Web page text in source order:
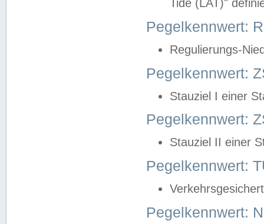
Tide (LAT)"
Pegelkennwert:
Regulierungs-
Pegelkennwert:
Stauziel I einer
Pegelkennwert:
Stauziel II einer
Pegelkennwert:
Pegelkennwert: